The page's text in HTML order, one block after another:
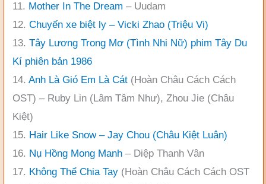
11. Mother In The Dream – Uudam
12. Chuyến xe biệt ly – Vicki Zhao (Triệu Vi)
13. Tây Lương Trong Mơ (Tình Nhi Nữ) phim Tây Du
Kí phiên bản 1986
14. Anh Là Gió Em Là Cát (Hoàn Châu Cách Cách
OST) – Ruby Lin (Lâm Tâm Như), Zhou Jie (Châu
Kiệt)
15. Hair Like Snow – Jay Chou (Châu Kiệt Luân)
16. Nụ Hồng Mong Manh – Diệp Thanh Vân
17. Không Thể Chia Tay (Hoàn Châu Cách Cách OST